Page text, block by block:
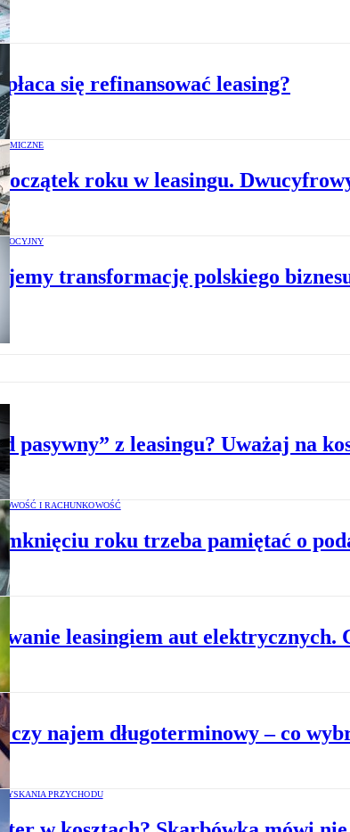
się refinansować leasing?
początek roku w leasingu.
transformację polskiego
pasywny” z leasingu? Uważaj na
I RACHUNKOWOŚĆ
roku trzeba pamiętać o
leasingiem aut elektrycznych.
czy najem długoterminowy – co
PRZYCHODU